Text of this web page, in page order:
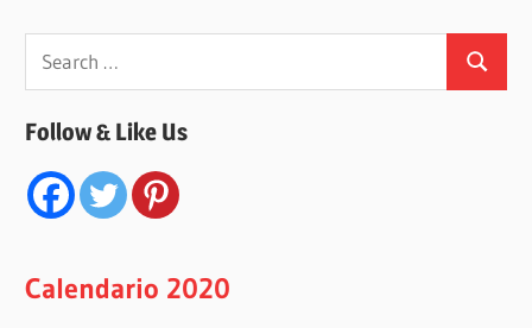
Search
for:
Search
Follow & Like Us
Calendario 2020